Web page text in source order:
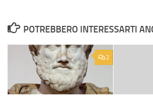
POTREBBERO INTERESSARTI
2